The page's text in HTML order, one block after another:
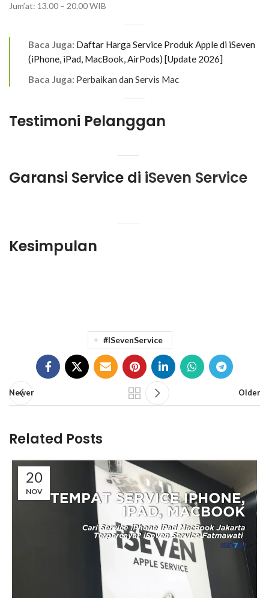
Jum’at: 13.00 – 20.00 WIB
Baca Juga: Daftar Harga Service Produk Apple di iSeven
(iPhone, iPad, MacBook, AirPods) [Update 2026]
Baca Juga: Perbaikan dan Servis Mac
Testimoni Pelanggan
Garansi Service di iSeven Service
Kesimpulan
#iSevenService
Newer Older
Related Posts
20
NOV